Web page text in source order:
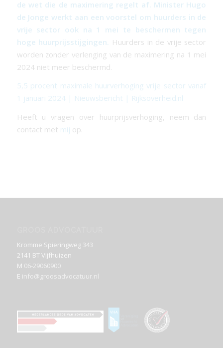
de wet die de maximering regelt af. Minister Hugo
de Jonge werkt aan een voorstel om huurders in de
vrije sector ook na 1 mei te beschermen tegen
hoge huurprijsstijgingen. Huurders in de vrije sector
worden zonder verlenging van de maximering na 1 mei
2024 niet meer beschermd.
5,5 procent maximale huurverhoging vrije sector vanaf
1 januari 2024 | Nieuwsbericht | Rijksoverheid.nl
Heeft u vragen over huurprijsverhoging, neem dan
contact met mij op.
Kromme Spieringweg 343
2141 BT Vijfhuizen
M 06-29060900
E info@groosadvocatuur.nl